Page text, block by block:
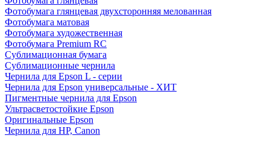
Фотобумага глянцевая двухсторонняя мелованная
Фотобумага матовая
Фотобумага художественная
Фотобумага Premium RC
Сублимационная бумага
Сублимационные чернила
Чернила для Epson L - серии
Чернила для Epson универсальные - ХИТ
Пигментные чернила для Epson
Ультрасветостойкие Epson
Оригинальные Epson
Чернила для HP, Canon